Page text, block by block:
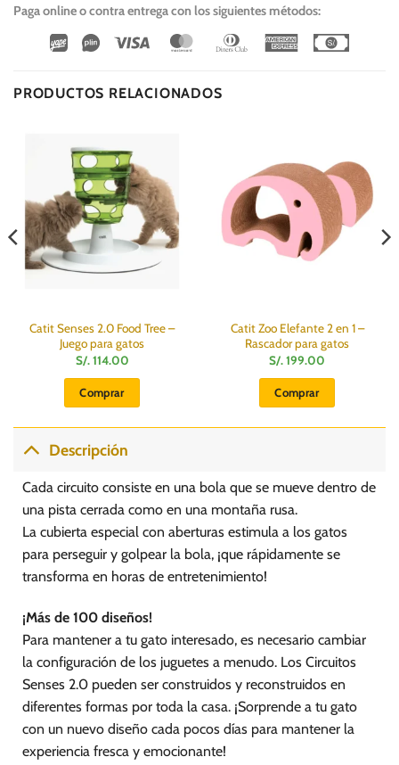
Paga online o contra entrega con los siguientes métodos:
Wirecard
Vipps Visa MasterCardDinners
American
PRODUCTOS RELACIONADOS
Catit Senses 2.0 Food Tree –
Juego para gatos
S/.114.00
Comprar
Catit Zoo Elefante 2 en 1 –
Rascador para gatos
S/.199.00
Comprar
Descripción
Cada circuito consiste en una bola que se mueve dentro de
una pista cerrada como en una montaña rusa.
La cubierta especial con aberturas estimula a los gatos
para perseguir y golpear la bola, ¡que rápidamente se
transforma en horas de entretenimiento!
¡Más de 100 diseños!
Para mantener a tu gato interesado, es necesario cambiar
la configuración de los juguetes a menudo. Los Circuitos
Senses 2.0 pueden ser construidos y reconstruidos en
diferentes formas por toda la casa. ¡Sorprende a tu gato
con un nuevo diseño cada pocos días para mantener la
experiencia fresca y emocionante!